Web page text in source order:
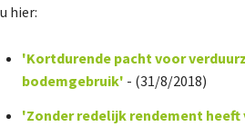
u hier:
'Kortdurende pacht voor
bodemgebruik' - (31/8/2018)
'Zonder redelijk rendement heeft